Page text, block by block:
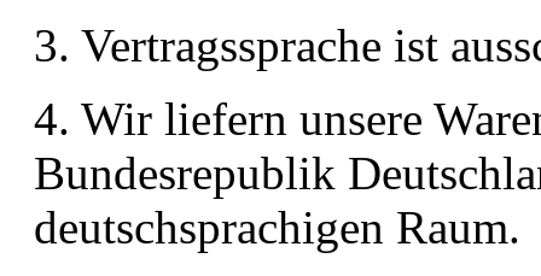
3. Vertragssprache ist
4. Wir liefern unsere
Bundesrepublik
deutschsprachigen Raum.